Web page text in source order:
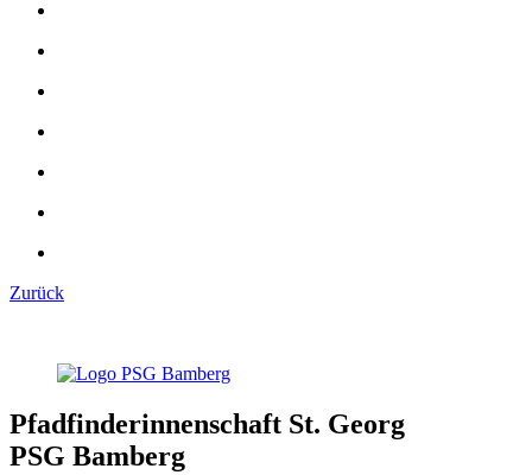
Zurück
Pfadfinderinnenschaft St. Georg
PSG Bamberg